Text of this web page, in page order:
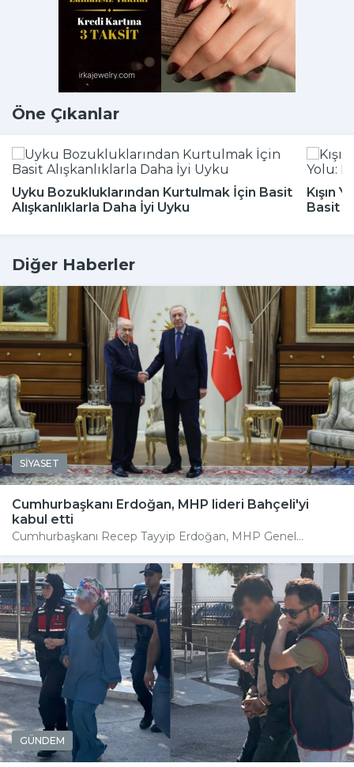
Öne Çıkanlar
Uyku Bozukluklarından Kurtulmak İçin Basit
Alışkanlıklarla Daha İyi Uyku
Kışın
Basit
Diğer Haberler
SİYASET
Cumhurbaşkanı Erdoğan, MHP lideri Bahçeli'yi
kabul etti
Cumhurbaşkanı Recep Tayyip Erdoğan, MHP Genel...
GÜNDEM